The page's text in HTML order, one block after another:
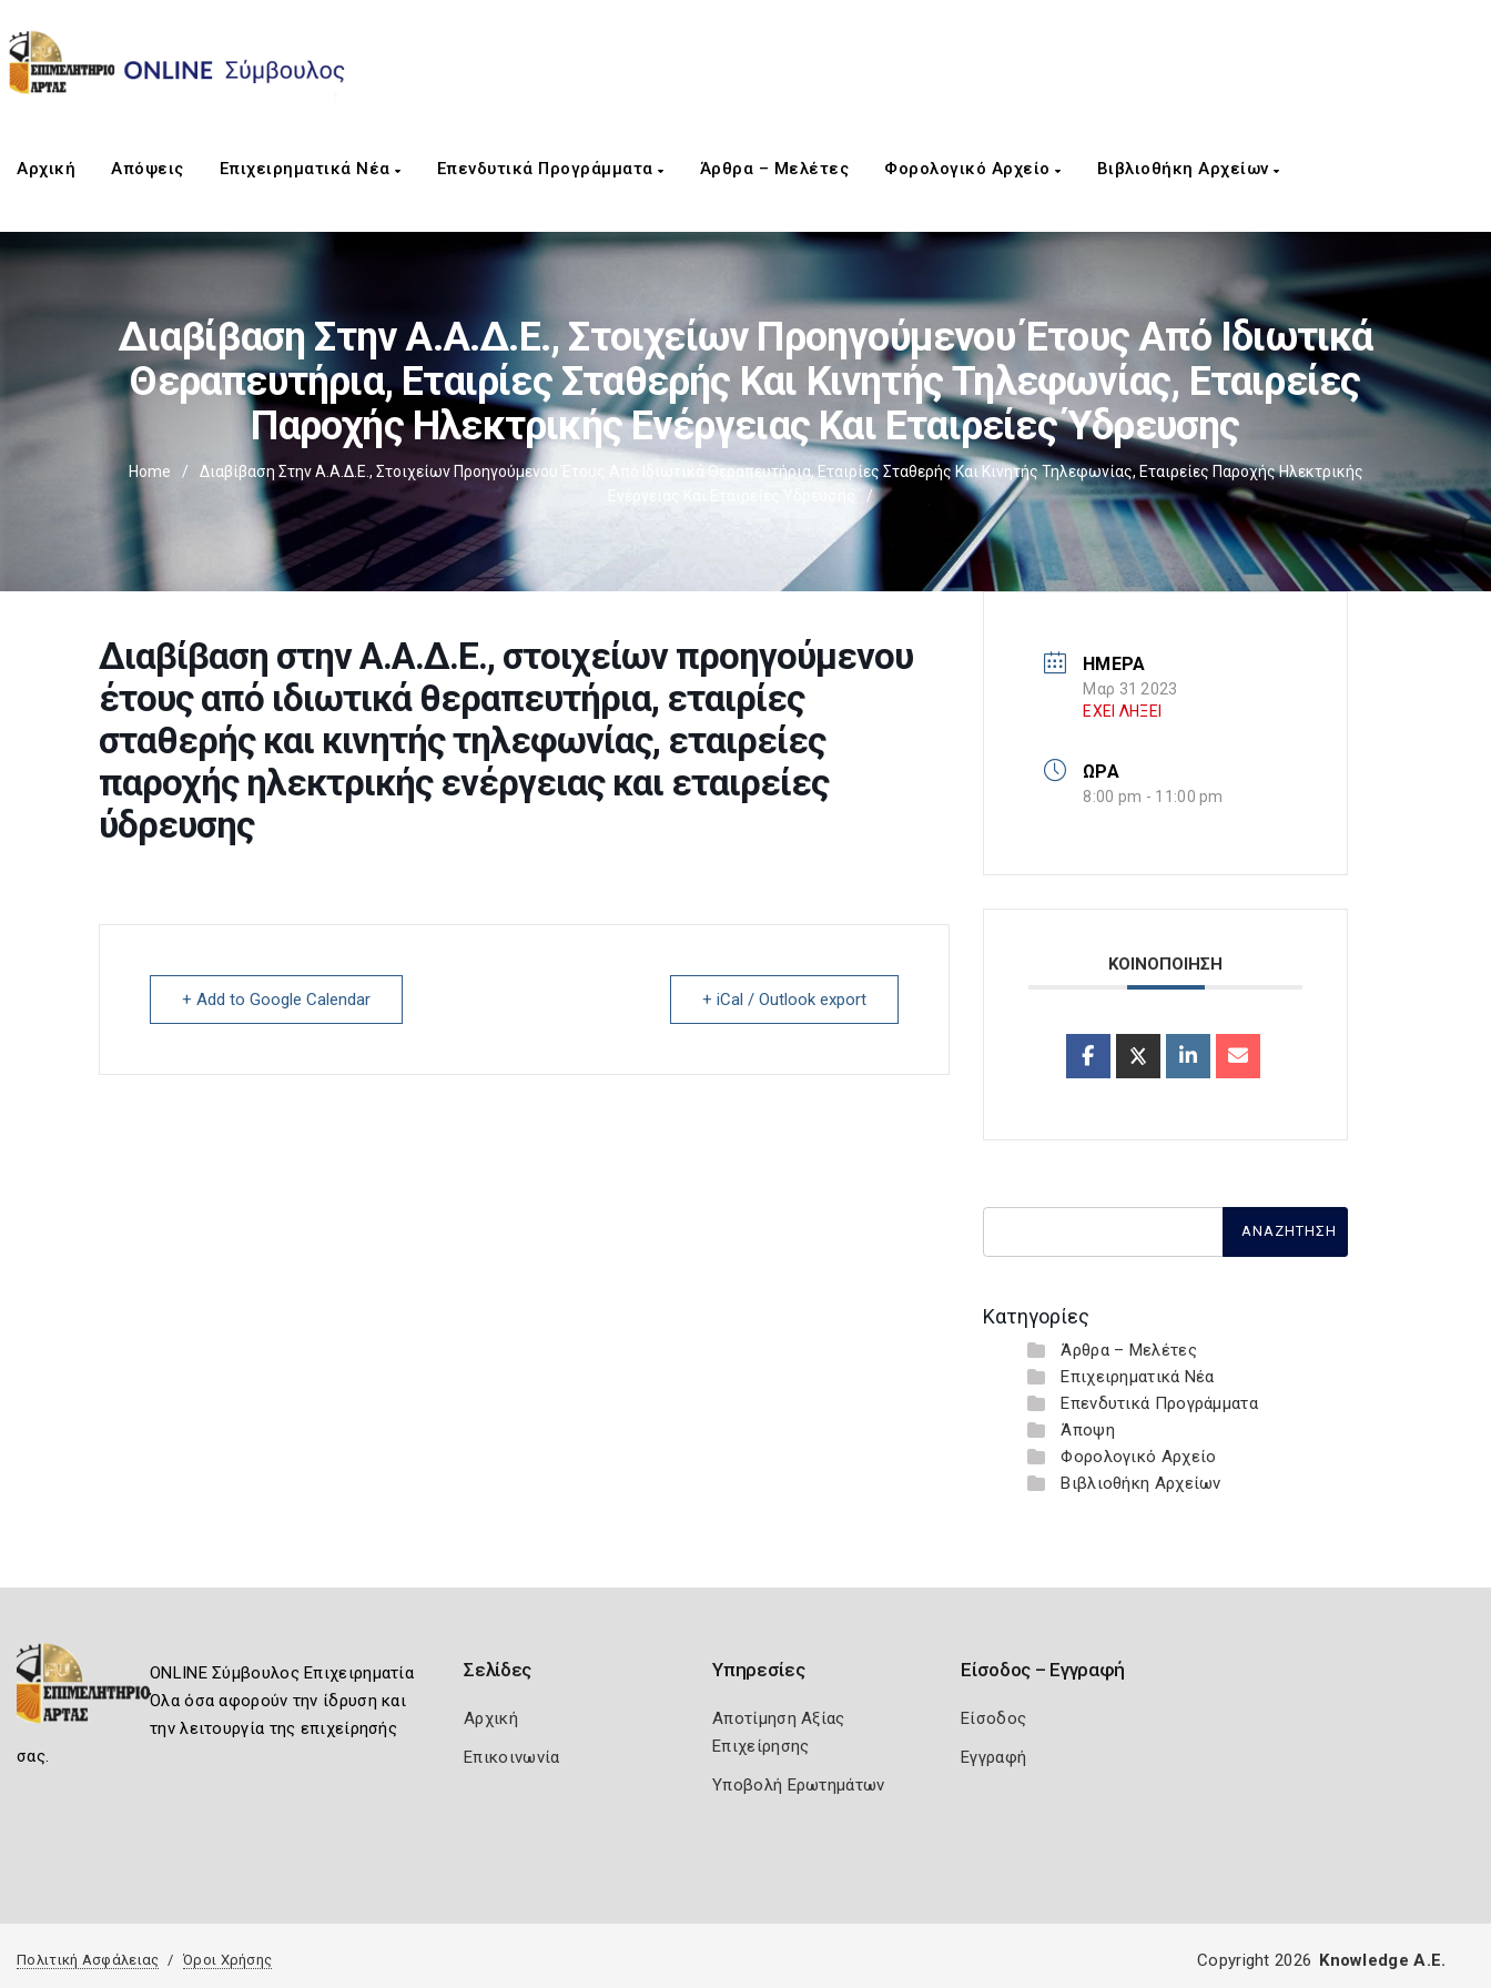
Αρχική Απόψεις Επιχειρηματικά Νέα Επενδυτικά Προγράμματα Άρθρα – Μελέτες Φορολογικό Αρχείο Βιβλιοθήκη Αρχείων
Διαβίβαση Στην Α.Α.Δ.Ε., Στοιχείων Προηγούμενου Έτους Από Ιδιωτικά
Θεραπευτήρια, Εταιρίες Σταθερής Και Κινητής Τηλεφωνίας, Εταιρείες
Παροχής Ηλεκτρικής Ενέργειας Και Εταιρείες Ύδρευσης
Home /
Διαβίβαση Στην Α.Α.Δ.Ε., Στοιχείων Προηγούμενου Έτους Από Ιδιωτικά Θεραπευτήρια, Εταιρίες Σταθερής Και Κινητής Τηλεφωνίας, Εταιρείες Παροχής Ηλεκτρικής
/
Διαβίβαση στην Α.Α.Δ.Ε., στοιχείων προηγούμενου
έτους από ιδιωτικά θεραπευτήρια, εταιρίες
σταθερής και κινητής τηλεφωνίας, εταιρείες
παροχής ηλεκτρικής ενέργειας και εταιρείες
ύδρευσης
+ Add to Google Calendar + iCal / Outlook export
ΗΜΕΡΑ
Μαρ 31 2023
ΕΧΕΙ ΛΗΞΕΙ
ΩΡΑ
8:00 pm - 11:00 pm
ΚΟΙΝΟΠΟΙΗΣΗ
Κατηγορίες
Άρθρα – Μελέτες
Επιχειρηματικά Νέα
Επενδυτικά Προγράμματα
Άποψη
Φορολογικό Αρχείο
Βιβλιοθήκη Αρχείων
ONLINE Σύμβουλος Επιχειρηματία
Όλα όσα αφορούν την ίδρυση και
την λειτουργία της επιχείρησής
σας.
Σελίδες
Αρχική
Επικοινωνία
Υπηρεσίες
Αποτίμηση Αξίας
Επιχείρησης
Υποβολή Ερωτημάτων
Είσοδος – Εγγραφή
Είσοδος
Εγγραφή
Πολιτική Ασφάλειας Όροι Χρήσης Copyright 2026 Knowledge A.E.